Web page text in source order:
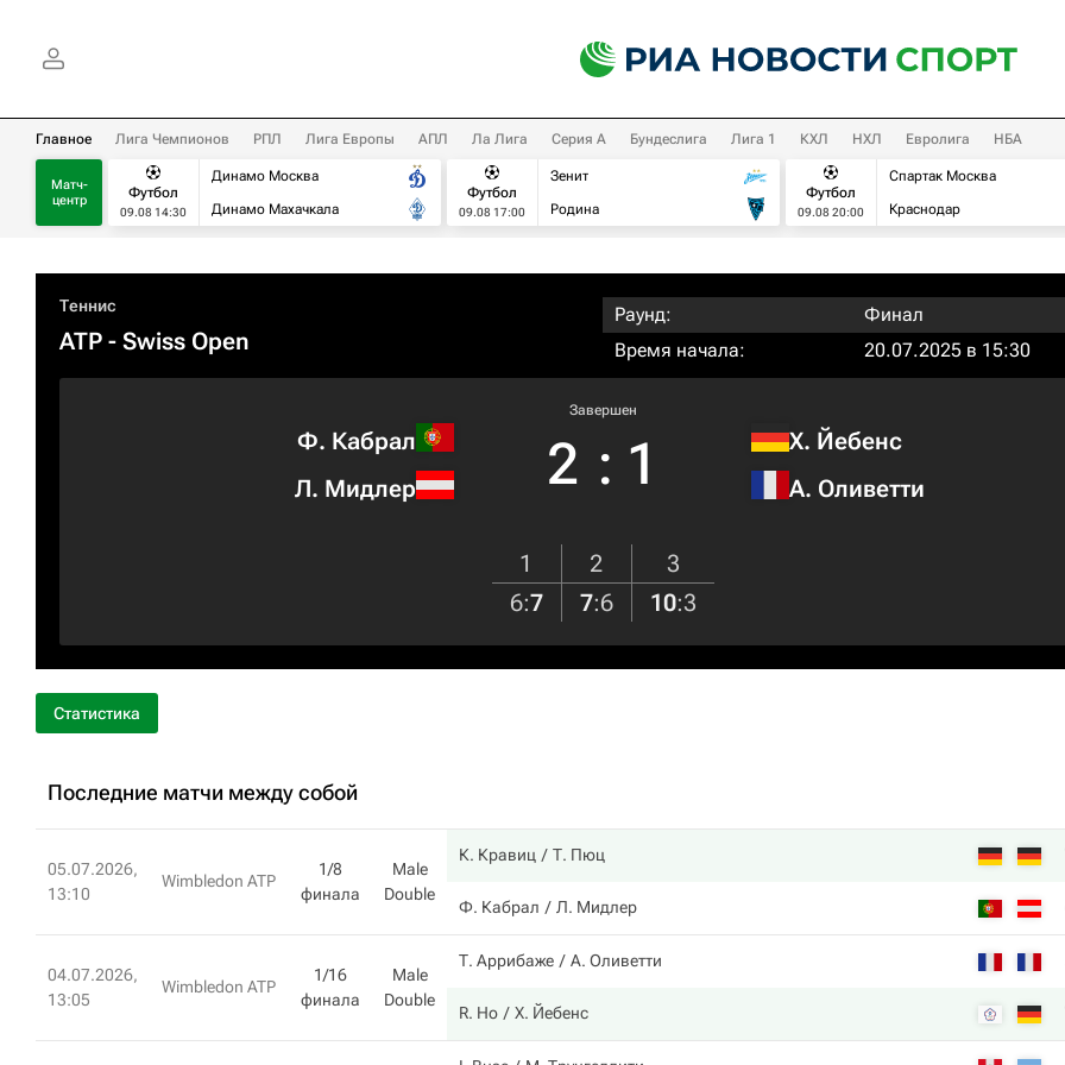
Главное Лига Чемпионов РПЛ Лига Европы АПЛ Ла Лига Серия А Бундеслига Лига 1 КХЛ НХЛ Евролига НБА
Матч-
центр
Футбол
09.08 14:30
Динамо Москва
Динамо Махачкала
Футбол
09.08 17:00
Зенит
Родина
Футбол
09.08 20:00
Спартак Москва
Краснодар
Теннис
ATP - Swiss Open
Раунд:
Финал
Время начала:
20.07.2025 в 15:30
Ф. Кабрал
Л. Мидлер
Завершен
2 : 1
Х. Йебенс
А. Оливетти
1 2
3
6:7 7:6 10:3
Статистика
Последние матчи между собой
05.07.2026,
13:10
Wimbledon ATP
1/8
финала
Male
Double
К. Кравиц Т. Пюц
Ф. Кабрал Л. Мидлер
04.07.2026,
13:05
Wimbledon ATP
1/16
финала
Male
Double
Т. Аррибаже А. Оливетти
R. Ho Х. Йебенс